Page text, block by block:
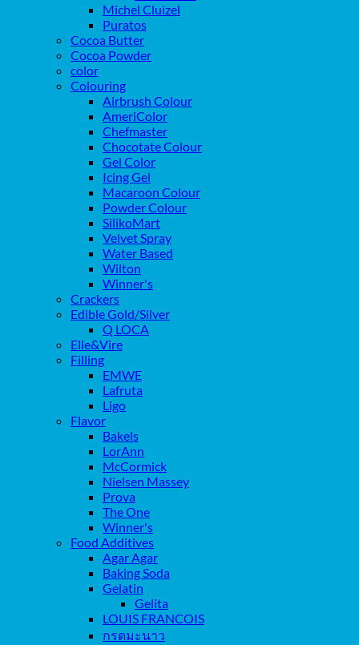
Michel Cluizel
Puratos
Cocoa Butter
Cocoa Powder
color
Colouring
Airbrush Colour
AmeriColor
Chefmaster
Chocotate Colour
Gel Color
Icing Gel
Macaroon Colour
Powder Colour
SilikoMart
Velvet Spray
Water Based
Wilton
Winner's
Crackers
Edible Gold/Silver
Q LOCA
Elle&Vire
Filling
EMWE
Lafruta
Ligo
Flavor
Bakels
LorAnn
McCormick
Nielsen Massey
Prova
The One
Winner's
Food Additives
Agar Agar
Baking Soda
Gelatin
Gelita
LOUIS FRANCOIS
กรดมะนาว